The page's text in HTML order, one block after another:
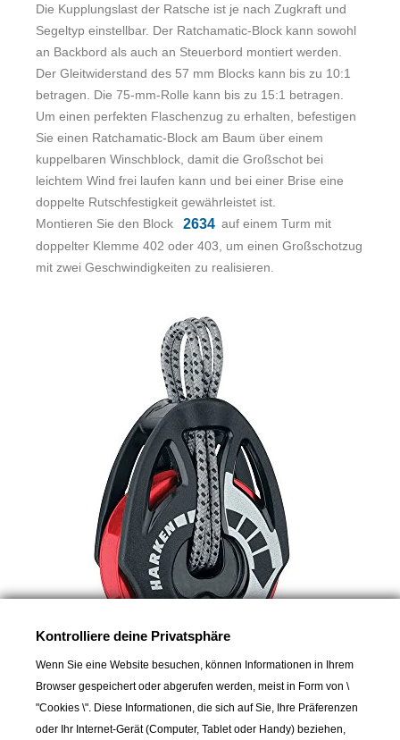
Die Kupplungslast der Ratsche ist je nach Zugkraft und
Segeltyp einstellbar. Der Ratchamatic-Block kann sowohl
an Backbord als auch an Steuerbord montiert werden.
Der Gleitwiderstand des 57 mm Blocks kann bis zu 10:1
betragen. Die 75-mm-Rolle kann bis zu 15:1 betragen.
Um einen perfekten Flaschenzug zu erhalten, befestigen
Sie einen Ratchamatic-Block am Baum über einem
kuppelbaren Winschblock, damit die Großschot bei
leichtem Wind frei laufen kann und bei einer Brise eine
doppelte Rutschfestigkeit gewährleistet ist.
Montieren Sie den Block
2634 auf einem Turm mit
doppelter Klemme 402 oder 403, um einen Großschotzug
mit zwei Geschwindigkeiten zu realisieren.
Bullet Block
Kontrolliere deine Privatsphäre
Wenn Sie eine Website besuchen, können Informationen in Ihrem
Browser gespeichert oder abgerufen werden, meist in Form von \
"Cookies \". Diese Informationen, die sich auf Sie, Ihre Präferenzen
oder Ihr Internet-Gerät (Computer, Tablet oder Handy) beziehen,